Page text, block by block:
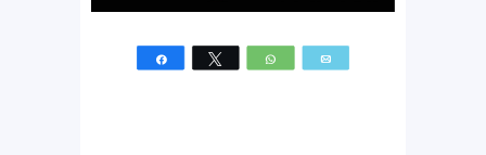
Partagez Tweetez WhatsApp